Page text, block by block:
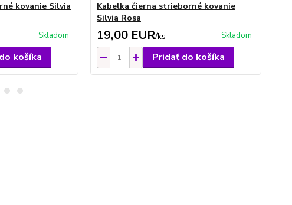
kovanie Silvia
Skladom
košíka
Kabelka čierna strieborné kovanie
Silvia Rosa
19,00 EUR/ks Skladom
Pridať do košíka